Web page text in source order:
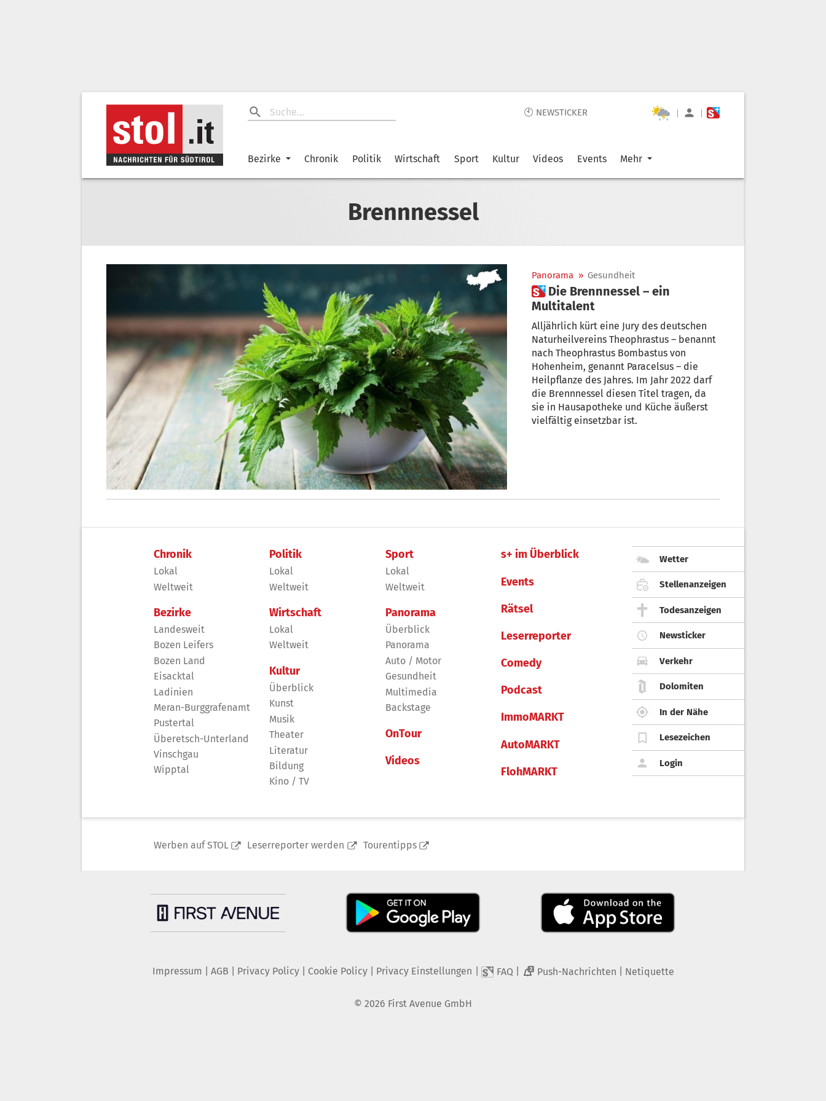
🕙 NEWSTICKER | |
Bezirke Chronik Politik Wirtschaft Sport Kultur Videos Events Mehr
Brennnessel
Panorama » Gesundheit
 Die Brennnessel – ein
Multitalent
Alljährlich kürt eine Jury des deutschen
Naturheilvereins Theophrastus – benannt
nach Theophrastus Bombastus von
Hohenheim, genannt Paracelsus – die
Heilpflanze des Jahres. Im Jahr 2022 darf
die Brennnessel diesen Titel tragen, da
sie in Hausapotheke und Küche äußerst
vielfältig einsetzbar ist.
Chronik
Lokal
Weltweit
Bezirke
Landesweit
Bozen Leifers
Bozen Land
Eisacktal
Ladinien
Meran-Burggrafenamt
Pustertal
Überetsch-Unterland
Vinschgau
Wipptal
Politik
Lokal
Weltweit
Wirtschaft
Lokal
Weltweit
Kultur
Überblick
Kunst
Musik
Theater
Literatur
Bildung
Kino / TV
Sport
Lokal
Weltweit
Panorama
Überblick
Panorama
Auto / Motor
Gesundheit
Multimedia
Backstage
OnTour
Videos
s+ im Überblick
Events
Rätsel
Leserreporter
Comedy
Podcast
ImmoMARKT
AutoMARKT
FlohMARKT
Wetter
Stellenanzeigen
Todesanzeigen
Newsticker
Verkehr
Dolomiten
In der Nähe
Lesezeichen
Login
Werben auf STOL Leserreporter werden Tourentipps
Impressum AGB Privacy Policy| Cookie Policy| Privacy Einstellungen FAQ 2 Push-Nachrichten Netiquette
© 2026 First Avenue GmbH